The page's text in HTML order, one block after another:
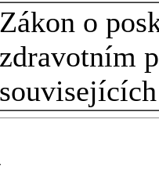
Zákon o
zdravotním